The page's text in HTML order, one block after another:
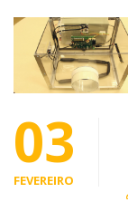
03
FEVEREIRO